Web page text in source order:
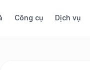
Công cụ Dịch vụ